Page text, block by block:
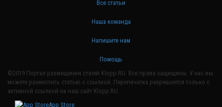
Все статьи
Наша команда
Напишите нам
Помощь
©2019 Портал размещения статей Klopp.RU. Все права защищены. У нас вы
можете разместить статью с ссылкой. Перепечатка разрешается только с
активной ссылкой на наш сайт Klopp.RU
App Store